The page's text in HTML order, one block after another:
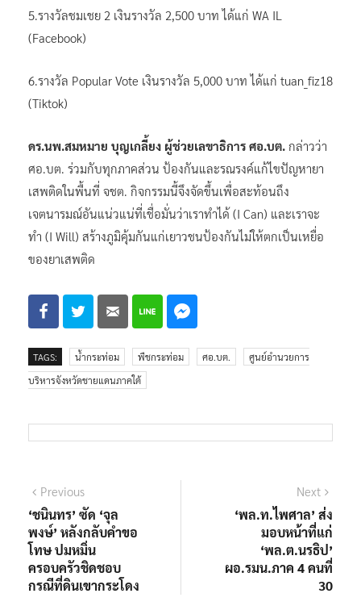
5.รางวัลชมเชย 2 เงินรางวัล 2,500 บาท ได้แก่ WA IL
(Facebook)
6.รางวัล Popular Vote เงินรางวัล 5,000 บาท ได้แก่ tuan_fiz18
(Tiktok)
ดร.นพ.สมหมาย บุญเกลี้ยง ผู้ช่วยเลขาธิการ ศอ.บต. กล่าวว่า
ศอ.บต. ร่วมกับทุกภาคส่วน ป้องกันและรณรงค์แก้ไขปัญหายา
เสพติดในพื้นที่ จชต. กิจกรรมนี้จึงจัดขึ้นเพื่อสะท้อนถึง
เจตนารมณ์อันแน่วแน่ที่เชื่อมั่นว่าเราทำได้ (I Can) และเราจะ
ทำ (I Will) สร้างภูมิคุ้มกันแก่เยาวชนป้องกันไม่ให้ตกเป็นเหยื่อ
ของยาเสพติด
TAGS: น้ำกระท่อม พืชกระท่อม ศอ.บต.
ศูนย์อำนวยการ
บริหารจังหวัดชายแดนภาคใต้
แนะแนว
เรื่อง
PreviousPrevious
post:
‘ชนินทร’ ซัด ‘จุล
พงษ์’ หลังกลับคำขอ
โทษ ปมหมิ่น
ครอบครัวชิดชอบ
กรณีที่ดินเขากระโดง
Next
‘พล.ท.ไพศาล’ ส่ง
มอบหน้าที่แก่
‘พล.ต.นรธิป’
ผอ.รมน.ภาค 4 คนที่
30